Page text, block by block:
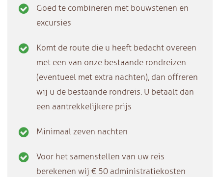
Goed te combineren met bouwstenen en
excursies
Komt de route die u heeft bedacht overeen
met een van onze bestaande rondreizen
(eventueel met extra nachten), dan offreren
wij u de bestaande rondreis. U betaalt dan
een aantrekkelijkere prijs
Minimaal zeven nachten
Voor het samenstellen van uw reis
berekenen wij € 50 administratiekosten